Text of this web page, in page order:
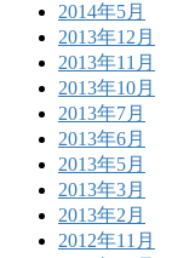
2014年5月
2013年12月
2013年11月
2013年10月
2013年7月
2013年6月
2013年5月
2013年3月
2013年2月
2012年11月